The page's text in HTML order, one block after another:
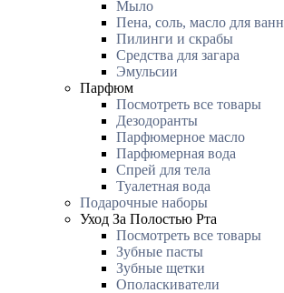
Мыло
Пена, соль, масло для ванн
Пилинги и скрабы
Средства для загара
Эмульсии
Парфюм
Посмотреть все товары
Дезодоранты
Парфюмерное масло
Парфюмерная вода
Спрей для тела
Туалетная вода
Подарочные наборы
Уход За Полостью Рта
Посмотреть все товары
Зубные пасты
Зубные щетки
Ополаскиватели